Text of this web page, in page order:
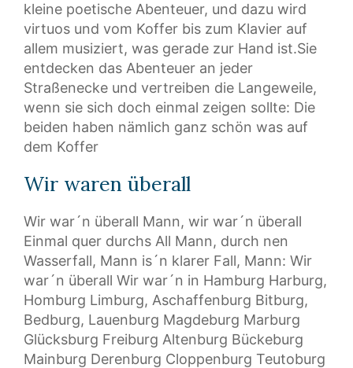
kleine poetische Abenteuer, und dazu wird
virtuos und vom Koffer bis zum Klavier auf
allem musiziert, was gerade zur Hand ist.Sie
entdecken das Abenteuer an jeder
Straßenecke und vertreiben die Langeweile,
wenn sie sich doch einmal zeigen sollte: Die
beiden haben nämlich ganz schön was auf
dem Koffer
Wir waren überall
Wir war´n überall Mann, wir war´n überall
Einmal quer durchs All Mann, durch nen
Wasserfall, Mann is´n klarer Fall, Mann: Wir
war´n überall Wir war´n in Hamburg Harburg,
Homburg Limburg, Aschaffenburg Bitburg,
Bedburg, Lauenburg Magdeburg Marburg
Glücksburg Freiburg Altenburg Bückeburg
Mainburg Derenburg Cloppenburg Teutoburg